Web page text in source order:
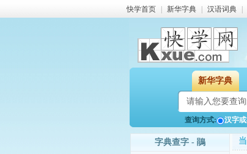
快学首页 新华字典 汉语词典
新华字典
查询方式: 汉字
字典查字 - 鵑